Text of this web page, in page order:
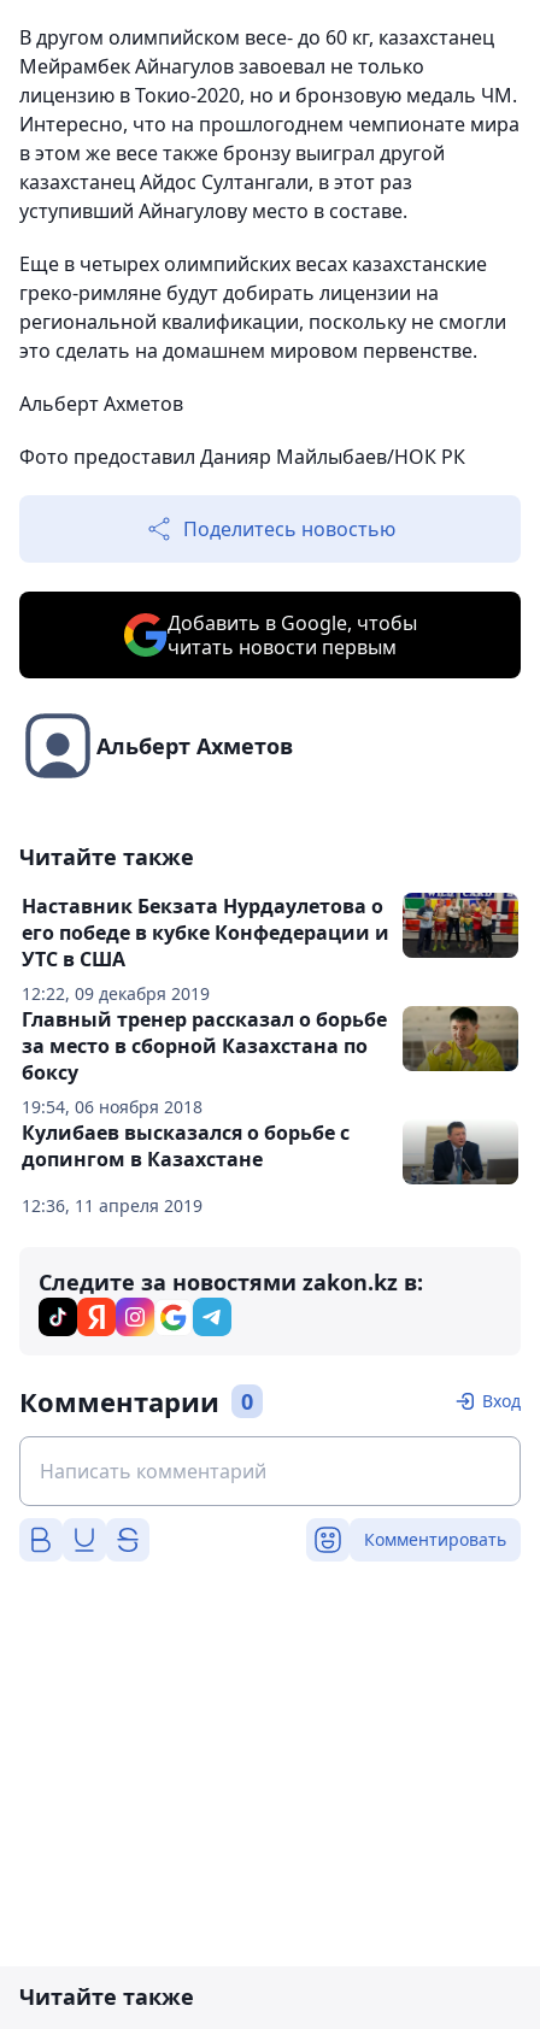
В другом олимпийском весе- до 60 кг, казахстанец
Мейрамбек Айнагулов завоевал не только
лицензию в Токио-2020, но и бронзовую медаль ЧМ.
Интересно, что на прошлогоднем чемпионате мира
в этом же весе также бронзу выиграл другой
казахстанец Айдос Султангали, в этот раз
уступивший Айнагулову место в составе.
Еще в четырех олимпийских весах казахстанские
греко-римляне будут добирать лицензии на
региональной квалификации, поскольку не смогли
это сделать на домашнем мировом первенстве.
Альберт Ахметов
Фото предоставил Данияр Майлыбаев/НОК РК
Поделитесь новостью
Добавить в Google, чтобы
читать новости первым
Альберт Ахметов
Читайте также
12:22, 09 декабря 2019
Наставник Бекзата Нурдаулетова о
его победе в кубке Конфедерации и
УТС в США
19:54, 06 ноября 2018
Главный тренер рассказал о борьбе
за место в сборной Казахстана по
боксу
12:36, 11 апреля 2019
Кулибаев высказался о борьбе с
допингом в Казахстане
Следите за новостями zakon.kz в:
Комментарии 0 Вход
Комментировать
Читайте также